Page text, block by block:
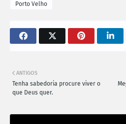
Porto Velho
ANTIGOS
Tenha sabedoria procure viver o
que Deus quer.